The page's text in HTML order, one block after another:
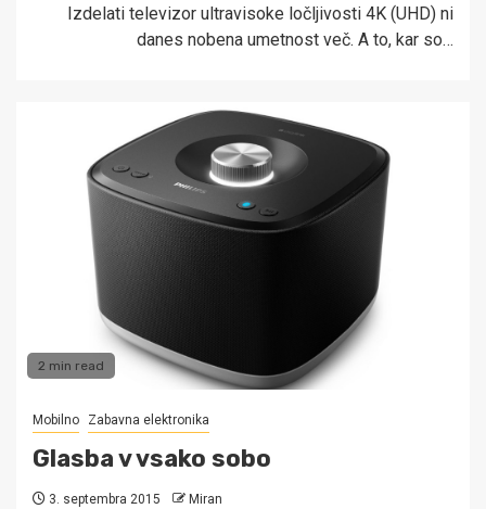
Izdelati televizor ultravisoke ločljivosti 4K (UHD) ni
danes nobena umetnost več. A to, kar so…
2 min read
Mobilno Zabavna elektronika
Glasba v vsako sobo
3. septembra 2015 Miran